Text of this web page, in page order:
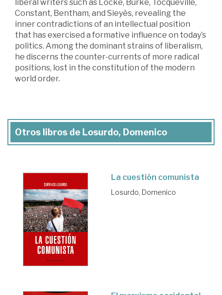
liberal writers such as Locke, Burke, Tocqueville,
Constant, Bentham, and Sieyès, revealing the
inner contradictions of an intellectual position
that has exercised a formative influence on today’s
politics. Among the dominant strains of liberalism,
he discerns the counter-currents of more radical
positions, lost in the constitution of the modern
world order.
Otros libros de Losurdo, Domenico
La cuestión comunista
Losurdo, Domenico